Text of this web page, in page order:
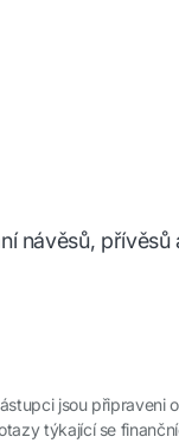
návěsů, přívěsů
jsou připraveni
týkající se